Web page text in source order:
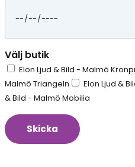
Välj butik
Elon Ljud & Bild - Malmö
Malmö Triangeln
Elon Ljud &
& Bild - Malmö Mobilia
Skicka